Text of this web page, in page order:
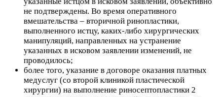
не подтверждены. Во время оперативного
вмешательства – вторичной ринопластики,
выполненного истцу, каких-либо хирургических
манипуляций, направленных на устранение
указанных в исковом заявлении изменений, не
проводилось;
более того, указание в договоре оказания платных
медуслуг (со второй клиникой пластической
хирургии) на выполнение риносептопластики 2